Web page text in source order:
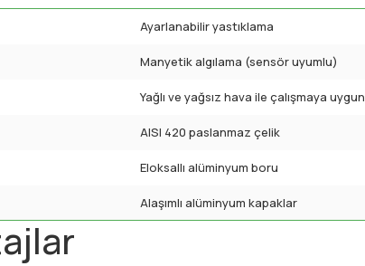
Ayarlanabilir yastıklama
Manyetik algılama (sensör uyumlu)
Yağlı ve yağsız hava ile çalışmaya uygun
AISI 420 paslanmaz çelik
Eloksallı alüminyum boru
Alaşımlı alüminyum kapaklar